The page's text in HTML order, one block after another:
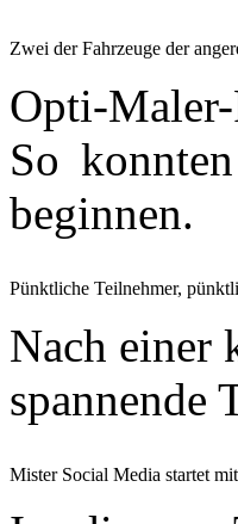
Zwei der Fahrzeuge der
Opti-
So
beginnen.
Pünktliche Teilnehmer,
Nach einer
spannende
Mister Social Media startet